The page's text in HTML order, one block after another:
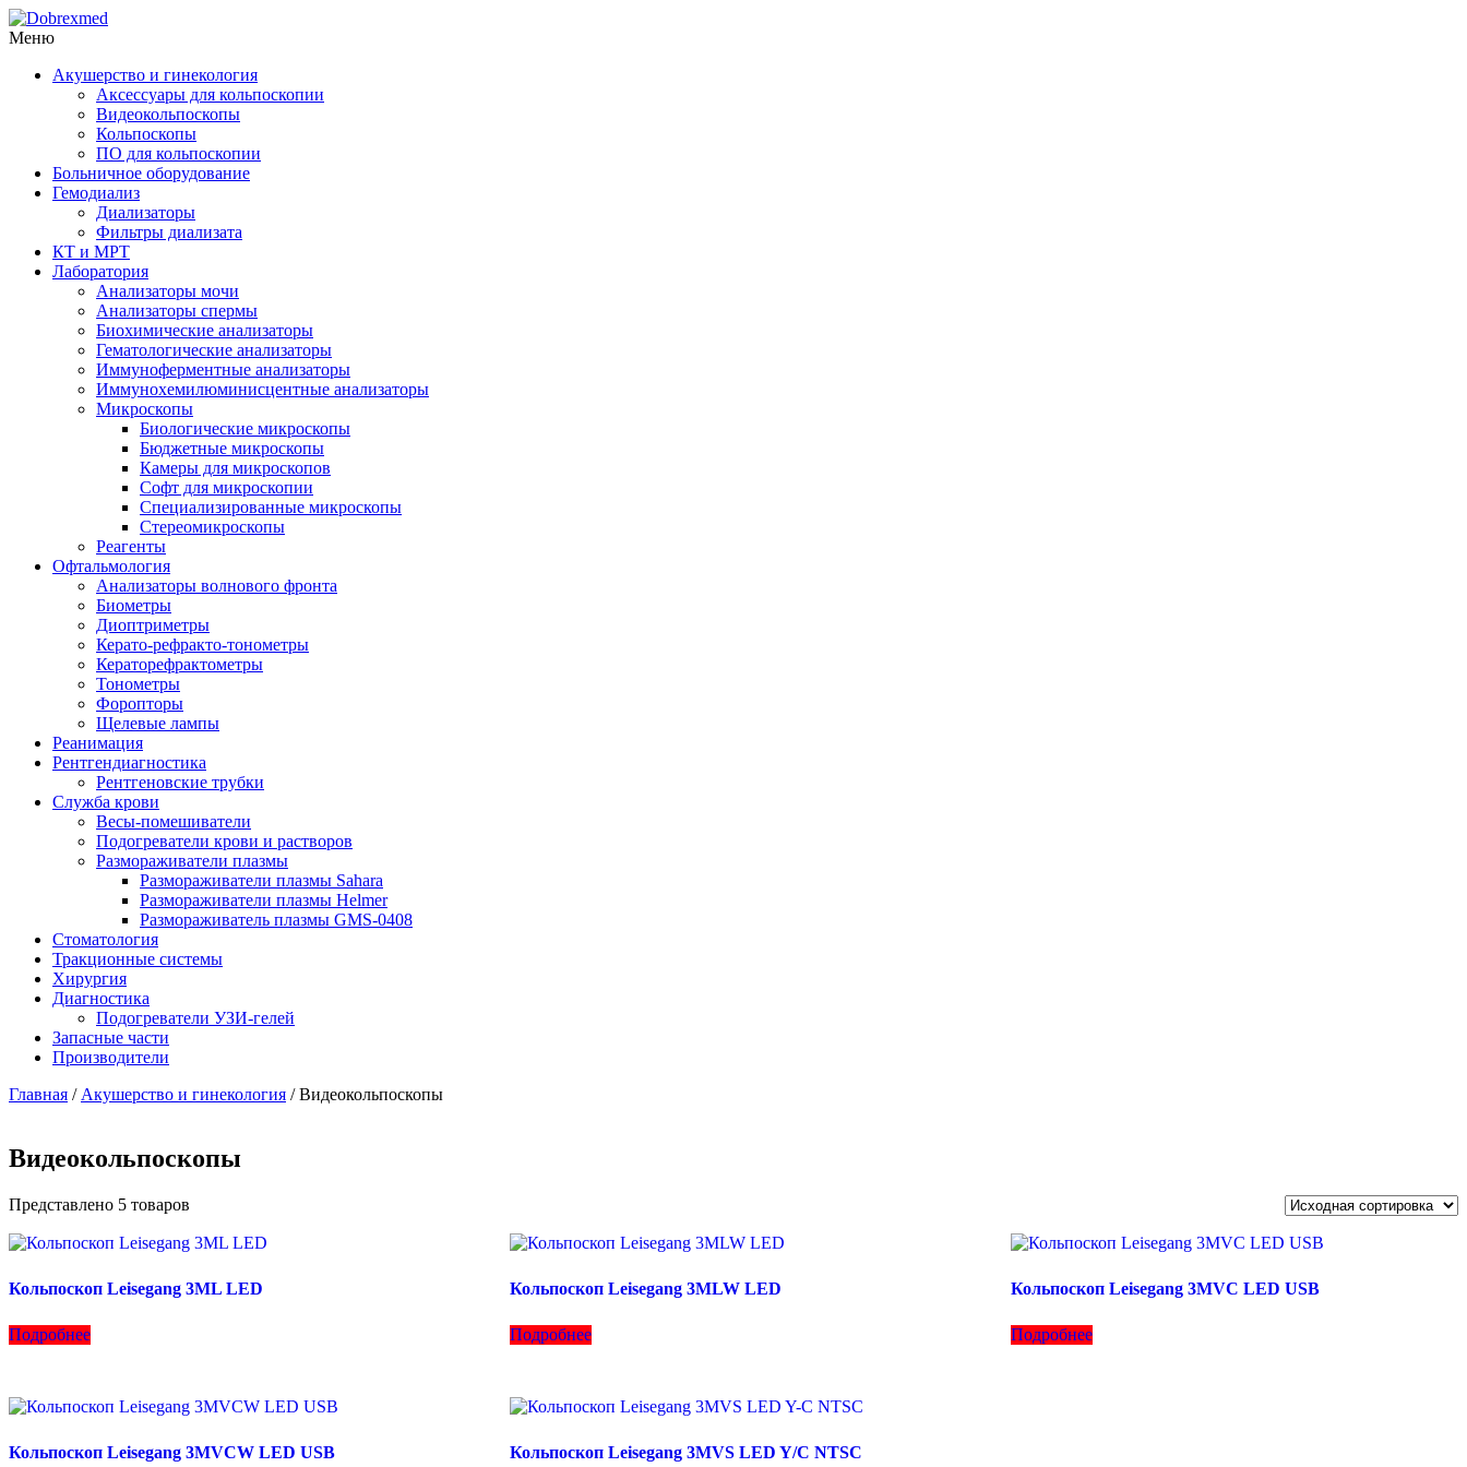
Меню
Акушерство и гинекология
Аксессуары для кольпоскопии
Видеокольпоскопы
Кольпоскопы
ПО для кольпоскопии
Больничное оборудование
Гемодиализ
Диализаторы
Фильтры диализата
КТ и МРТ
Лаборатория
Анализаторы мочи
Анализаторы спермы
Биохимические анализаторы
Гематологические анализаторы
Иммуноферментные анализаторы
Иммунохемилюминисцентные анализаторы
Микроскопы
Биологические микроскопы
Бюджетные микроскопы
Камеры для микроскопов
Софт для микроскопии
Специализированные микроскопы
Стереомикроскопы
Реагенты
Офтальмология
Анализаторы волнового фронта
Биометры
Диоптриметры
Керато-рефракто-тонометры
Кераторефрактометры
Тонометры
Форопторы
Щелевые лампы
Реанимация
Рентгендиагностика
Рентгеновские трубки
Служба крови
Весы-помешиватели
Подогреватели крови и растворов
Размораживатели плазмы
Размораживатели плазмы Sahara
Размораживатели плазмы Helmer
Размораживатель плазмы GMS-0408
Стоматология
Тракционные системы
Хирургия
Диагностика
Подогреватели УЗИ-гелей
Запасные части
Производители
Главная / Акушерство и гинекология / Видеокольпоскопы
Видеокольпоскопы
Представлено 5 товаров
Кольпоскоп Leisegang 3ML LED
Подробнее
Кольпоскоп Leisegang 3MLW LED
Подробнее
Кольпоскоп Leisegang 3MVC LED USB
Подробнее
Кольпоскоп Leisegang 3MVCW LED USB Кольпоскоп Leisegang 3MVS LED Y/C NTSC